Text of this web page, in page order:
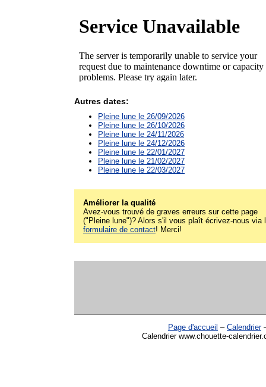
Autres dates:
Pleine lune le 26/09/2026
Pleine lune le 26/10/2026
Pleine lune le 24/11/2026
Pleine lune le 24/12/2026
Pleine lune le 22/01/2027
Pleine lune le 21/02/2027
Pleine lune le 22/03/2027
Améliorer la qualité
Avez-vous trouvé de graves erreurs sur cette page
("Pleine lune")? Alors s'il vous plaît écrivez-nous via
formulaire de contact! Merci!
Page d'accueil – Calendrier
Calendrier www.chouette-